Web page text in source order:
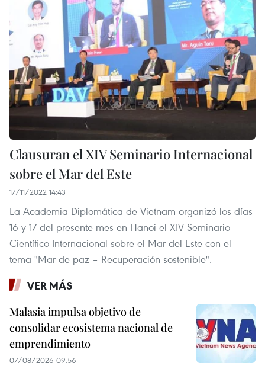
Clausuran el XIV Seminario Internacional
sobre el Mar del Este
17/11/2022 14:43
La Academia Diplomática de Vietnam organizó los días
16 y 17 del presente mes en Hanoi el XIV Seminario
Científico Internacional sobre el Mar del Este con el
tema "Mar de paz – Recuperación sostenible".
VER MÁS
Malasia impulsa objetivo de
consolidar ecosistema nacional de
emprendimiento
07/08/2026 09:56